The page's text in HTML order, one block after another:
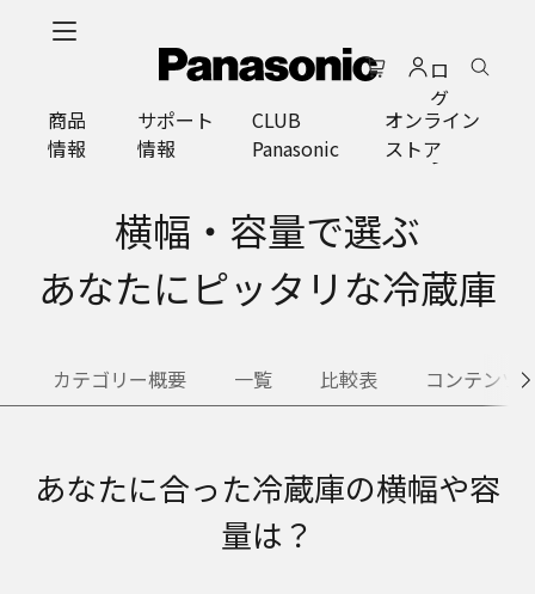
ロ
グ
イ
ン
商品
情報
サポート
情報
CLUB
Panasonic
オンライン
ストア
横幅・容量で選ぶ
あなたにピッタリな冷蔵庫
カテゴリー概要 一覧 比較表 コンテンツ
あなたに合った冷蔵庫の横幅や容
量は？